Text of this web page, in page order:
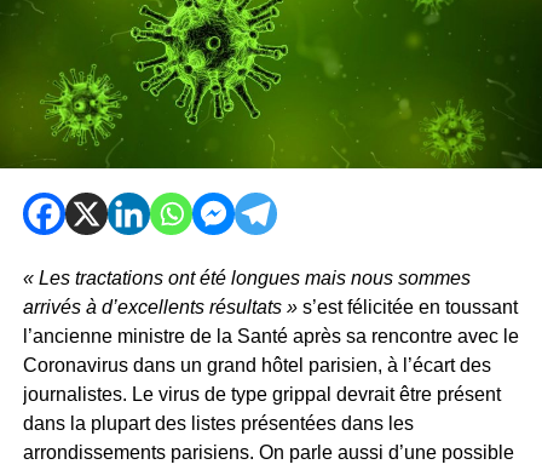
« Les tractations ont été longues mais nous sommes
arrivés à d’excellents résultats »s’est félicitée en toussant
l’ancienne ministre de la Santé après sa rencontre avec le
Coronavirus dans un grand hôtel parisien, à l’écart des
journalistes. Le virus de type grippal devrait être présent
dans la plupart des listes présentées dans les
arrondissements parisiens. On parle aussi d’une possible